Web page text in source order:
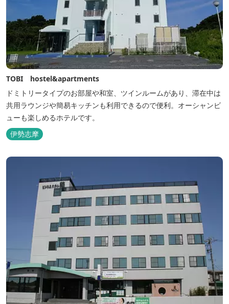
TOBI hostel&apartments
ドミトリータイプのお部屋や和室、ツインルームがあり、滞在中は
共用ラウンジや簡易キッチンも利用できるので便利。オーシャンビ
ューも楽しめるホテルです。
伊勢志摩